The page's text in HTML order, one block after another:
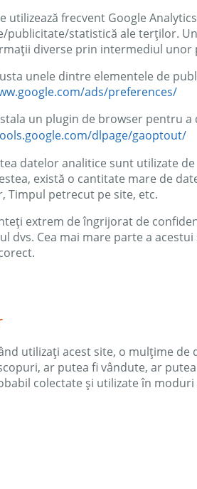
utilizează frecvent Google
publicitate/statistică ale terților.
diverse prin intermediul unor
unele dintre elementele de
ads/preferences/
un plugin de browser pentru a
dlpage/gaoptout/
datelor analitice sunt utilizate
există o cantitate mare de
Timpul petrecut pe site, etc.
extrem de îngrijorat de
dvs. Cea mai mare parte a
utilizați acest site, o mulțime
ar putea fi vândute, ar
colectate și utilizate în